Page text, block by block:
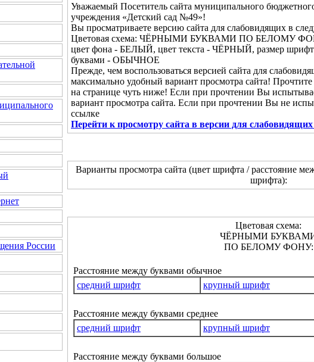
России
Уважаемый Посетитель сайта муниципального
учреждения «Детский сад №49»!
Вы просматриваете версию сайта для слабовидящих в
Цветовая схема: ЧЁРНЫМИ БУКВАМИ ПО БЕЛОМУ
цвет фона - БЕЛЫЙ, цвет текста - ЧЁРНЫЙ, размер
буквами - ОБЫЧНОЕ
Прежде, чем воспользоваться версией сайта для
максимально удобный вариант просмотра сайта!
на странице чуть ниже! Если при прочтении Вы
вариант просмотра сайта. Если при прочтении Вы не
ссылке
Перейти к просмотру сайта в версии для
Варианты просмотра сайта (цвет шрифта / расстояние
шрифта):
Цветовая схема:
ЧЁРНЫМИ
ПО БЕЛОМУ ФОНУ:
Расстояние между буквами обычное
средний шрифт
крупный шрифт
Расстояние между буквами среднее
средний шрифт
крупный шрифт
Расстояние между буквами большое